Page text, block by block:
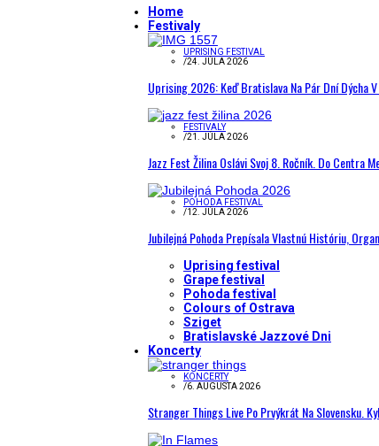
Home
Festivaly
UPRISING FESTIVAL
/24. JÚLA 2026
Uprising 2026: Keď Bratislava Na Pár Dní Dýcha
FESTIVALY
/21. JÚLA 2026
Jazz Fest Žilina Oslávi Svoj 8. Ročník. Do Centra
POHODA FESTIVAL
/12. JÚLA 2026
Jubilejná Pohoda Prepísala Vlastnú Históriu,
Uprising festival
Grape festival
Pohoda festival
Colours of Ostrava
Sziget
Bratislavské Jazzové Dni
Koncerty
KONCERTY
/6. AUGUSTA 2026
Stranger Things Live Po Prvýkrát Na Slovensku.